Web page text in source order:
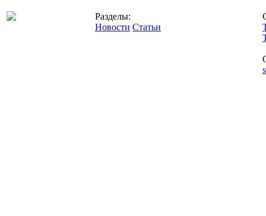
Разделы:
Новости Статьи